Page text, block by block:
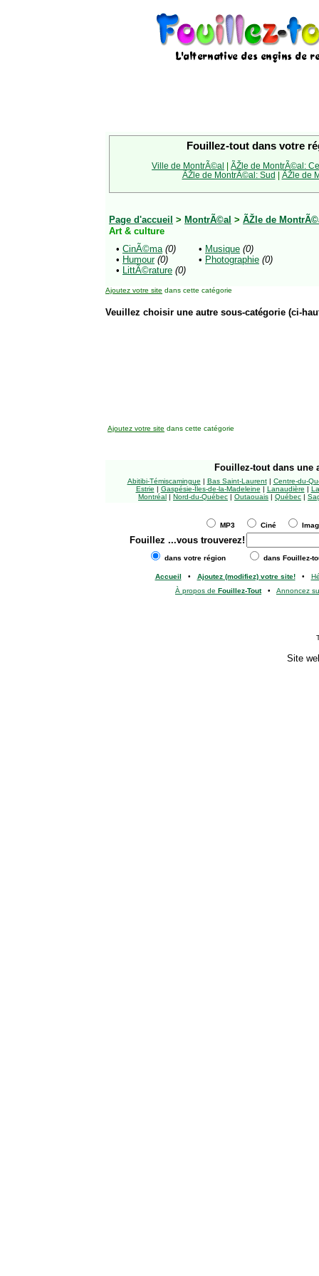
Fouillez-tout dans votre
Ville de MontrÃ©al | ÃŽle de MontrÃ©al:
ÃŽle de MontrÃ©al: Sud | ÃŽle de
Page d'accueil > MontrÃ©al > ÃŽle de
Art & culture
• CinÃ©ma (0)
• Humour (0)
• LittÃ©rature (0)
• Musique (0)
• Photographie (0)
Ajoutez votre site dans cette catégorie
Veuillez choisir une autre sous-catégorie (ci-
Ajoutez votre site dans cette catégorie
Fouillez-tout dans une
Abitibi-Témiscamingue | Bas Saint-Laurent| Centre-du-
Estrie | Gaspésie-Îles-de-la-Madeleine | Lanaudière |
Montréal | Nord-du-Québec | Outaouais | Québec |
MP3 Ciné
Fouillez ...vous trouverez!
dans votre région dans Fouillez-
Accueil • Ajoutez (modifiez) votre site!•
À propos de Fouillez-Tout• Annoncez
Site